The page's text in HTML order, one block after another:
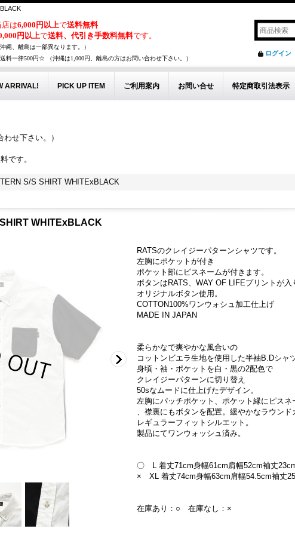
店は6,000円以上で送料無料
円以上で送料、代引き手数料無料です。
沖縄、離島は一部異なります。）
料一律500円☆ （沖縄は1,000円、離島の方はお問い合わせ下さい。）
ログイン
ARRIVAL! PICK UP ITEM ご利用案内 お問い合せ 特定商取引法表示
せ下さい。）
です。
S/S SHIRT WHITExBLACK
WHITExBLACK
RATSのクレイジーパターンシャツです。
左胸にポケットが付き
ポケット部にピスネームが付きます。
ボタンはRATS、WAY OF LIFEプリントが入
オリジナルボタン使用。
COTTON100%ワンウォシュ加工仕上げ
MADE IN JAPAN
柔らかなで爽やかな風合いの
コットンビエラ生地を使用した半袖B.Dシャツ
身頃・袖・ポケットを白・黒の2配色で
クレイジーパターンに切り替え
50sなムードに仕上げたデザイン。
左胸にパッチポケット、ポケット縁にピスネ
、襟裏にもボタンを配置。緩やかなラウンド
レギュラーフィットシルエット。
製品にてワンウォッシュ済み。
〇 L 着丈71cm身幅61cm肩幅52cm袖丈
× XL 着丈74cm身幅63cm肩幅54.5cm袖丈
在庫あり：○ 在庫なし：×